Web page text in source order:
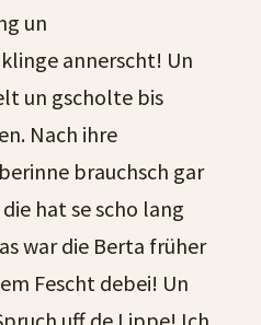
un
annerscht! Un
un gscholte bis
Nach ihre
brauchsch gar
hat se scho lang
war die Berta früher
Fescht debei! Un